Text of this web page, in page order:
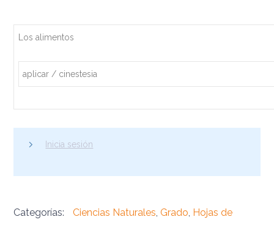
Los alimentos
aplicar / cinestesia
Inicia sesión
Categorías: Ciencias Naturales Grado Hojas de